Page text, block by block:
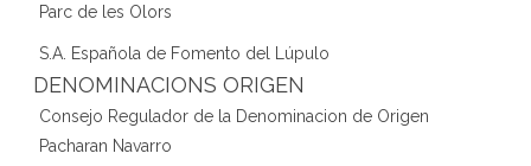
Parc de les Olors
S.A. Española de Fomento del Lúpulo
DENOMINACIONS ORIGEN
Consejo Regulador de la Denominacion de Origen
Pacharan Navarro